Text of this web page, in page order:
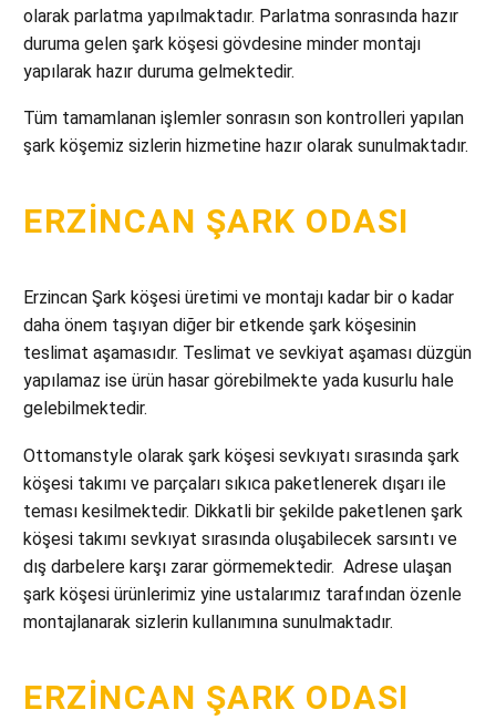
olarak parlatma yapılmaktadır. Parlatma sonrasında hazır
duruma gelen şark köşesi gövdesine minder montajı
yapılarak hazır duruma gelmektedir.
Tüm tamamlanan işlemler sonrasın son kontrolleri yapılan
şark köşemiz sizlerin hizmetine hazır olarak sunulmaktadır.
ERZINCAN ŞARK ODASI
Erzincan Şark köşesi üretimi ve montajı kadar bir o kadar
daha önem taşıyan diğer bir etkende şark köşesinin
teslimat aşamasıdır. Teslimat ve sevkiyat aşaması düzgün
yapılamaz ise ürün hasar görebilmekte yada kusurlu hale
gelebilmektedir.
Ottomanstyle olarak şark köşesi sevkıyatı sırasında şark
köşesi takımı ve parçaları sıkıca paketlenerek dışarı ile
teması kesilmektedir. Dikkatli bir şekilde paketlenen şark
köşesi takımı sevkıyat sırasında oluşabilecek sarsıntı ve
dış darbelere karşı zarar görmemektedir. Adrese ulaşan
şark köşesi ürünlerimiz yine ustalarımız tarafından özenle
montajlanarak sizlerin kullanımına sunulmaktadır.
ERZINCAN ŞARK ODASI